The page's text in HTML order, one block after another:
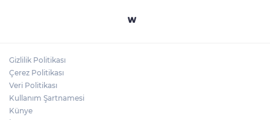
Ülkü Ocakları Devrek'ten örnek sosyal
Gizlilik Politikası
Çerez Politikası
Veri Politikası
Kullanım Şartnamesi
Künye